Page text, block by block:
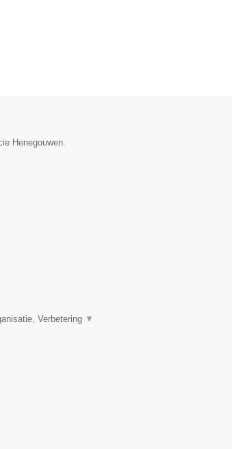
Henegouwen.
Verbetering ▼